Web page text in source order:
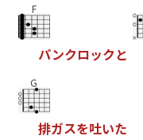
F
パンクロックと
G
排ガスを吐いた